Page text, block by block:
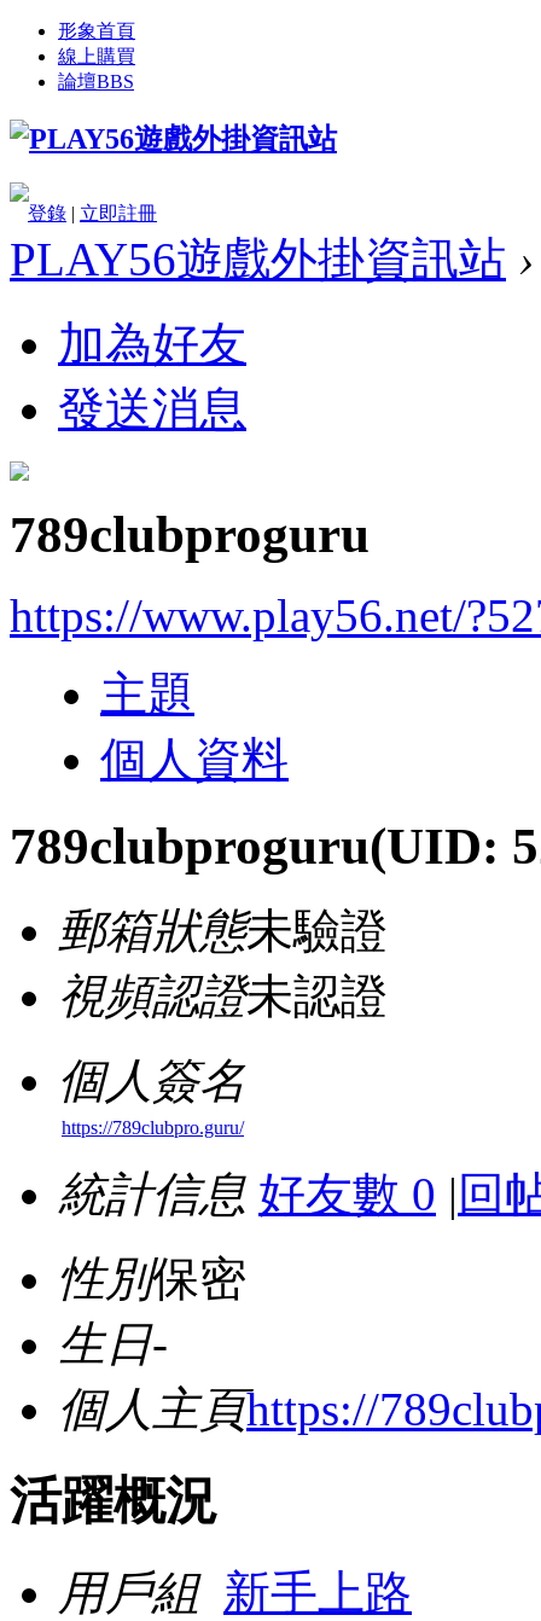
形象首頁
線上購買
論壇BBS
登錄 | 立即註冊
PLAY56遊戲外掛資訊站 ›
加為好友
發送消息
789clubproguru
https://www.play56.net/
主題
個人資料
789clubproguru(UID:
郵箱狀態未驗證
視頻認證未認證
個人簽名
https://789clubpro.guru/
統計信息 好友數 0 | 回
性別保密
生日-
個人主頁https://
活躍概況
用戶組 新手上路